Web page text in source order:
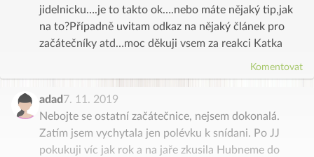
jidelnicku….je to takto ok….nebo máte nějaký tip,jak
na to?Případně uvitam odkaz na nějaký článek pro
začátečníky atd…moc děkuji vsem za reakci Katka
Komentovat
adad7. 11. 2019
Nebojte se ostatní začátečnice, nejsem dokonalá.
Zatím jsem vychytala jen polévku k snídani. Po JJ
pokukuji víc jak rok a na jaře zkusila Hubneme do